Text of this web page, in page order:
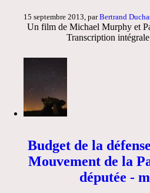
15 septembre 2013, parBertrand
Un film de Michael Murphy et
Transcription
Budget de la
Mouvement de la
députée -